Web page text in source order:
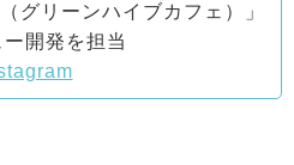
グリーンハイブカフェ）」
開発を担当